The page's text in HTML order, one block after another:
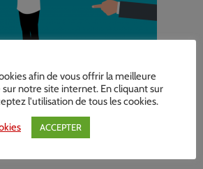
: un
afin de vous offrir la meilleure
notre site internet. En cliquant sur
l'utilisation de tous les cookies.
ACCEPTER